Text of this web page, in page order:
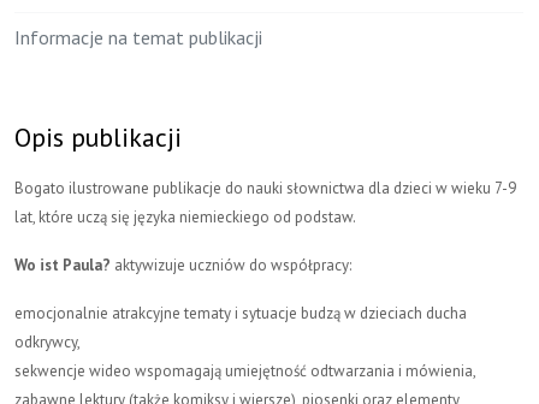
Informacje na temat publikacji
Opis publikacji
Bogato ilustrowane publikacje do nauki słownictwa dla dzieci w wieku 7-9
lat, które uczą się języka niemieckiego od podstaw.
Wo ist Paula? aktywizuje uczniów do współpracy:
emocjonalnie atrakcyjne tematy i sytuacje budzą w dzieciach ducha
odkrywcy,
sekwencje wideo wspomagają umiejętność odtwarzania i mówienia,